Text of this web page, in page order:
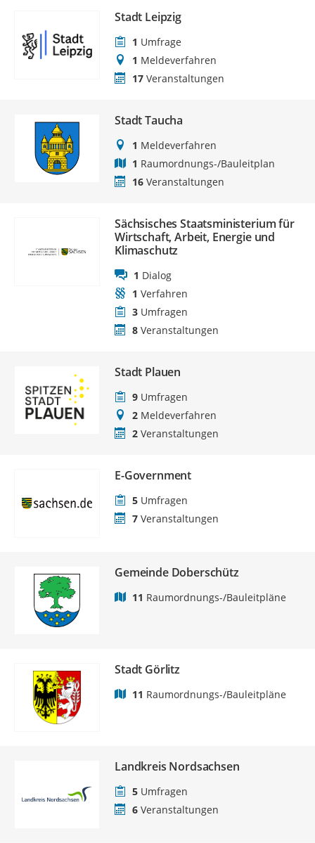
Stadt Leipzig
1 Umfrage
1 Meldeverfahren
17 Veranstaltungen
Stadt Taucha
1 Meldeverfahren
1 Raumordnungs-/Bauleitplan
16 Veranstaltungen
Sächsisches Staatsministerium für
Wirtschaft, Arbeit, Energie und
Klimaschutz
1 Dialog
1 Verfahren
3 Umfragen
8 Veranstaltungen
Stadt Plauen
9 Umfragen
2 Meldeverfahren
2 Veranstaltungen
E-Government
5 Umfragen
7 Veranstaltungen
Gemeinde Doberschütz
11 Raumordnungs-/Bauleitpläne
Stadt Görlitz
11 Raumordnungs-/Bauleitpläne
Landkreis Nordsachsen
5 Umfragen
6 Veranstaltungen